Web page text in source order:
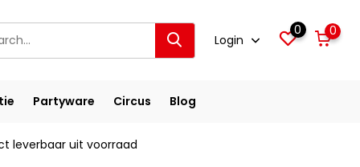
Login
0 0
Partyware Circus Blog
leverbaar uit voorraad